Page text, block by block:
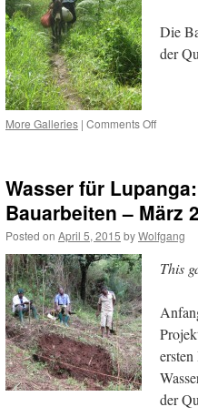
Die
der
More Galleries | Comments Offon
Bilder
von
den
April
Wasser für
Bauarbeiten – März
Posted on April 5, 2015 byWolfgang
This
der